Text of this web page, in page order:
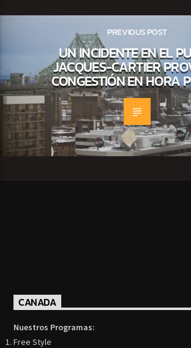
PREVIOUS POST
UN INCIDENTE EN EL
JACQUES-CARTIER
CONGESTIÓN EN HORA
CANADA
Nuestros Programas:
Free Style